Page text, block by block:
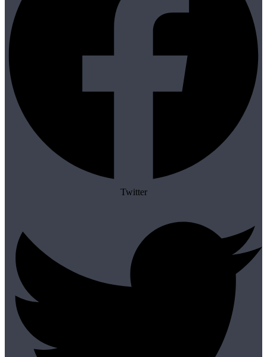
Twitter